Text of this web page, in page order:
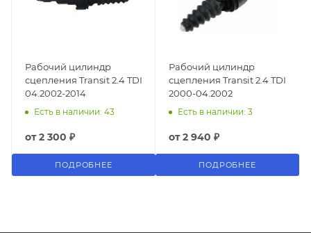
Рабочий цилиндр
сцепления Transit 2.4 TDI
04.2002-2014
Есть в наличии: 43
от2 300 ₽
ПОДРОБНЕЕ
Рабочий цилиндр
сцепления Transit 2.4 TDI
2000-04.2002
Есть в наличии: 3
от2 940 ₽
ПОДРОБНЕЕ